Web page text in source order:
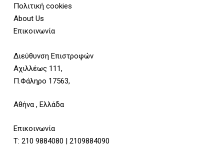
Πολιτική cookies
About Us
Επικοινωνία
Διεύθυνση Επιστροφών
Αχιλλέως 111,
Π.Φάληρο 17563,
Αθήνα , Ελλάδα
Επικοινωνία
Τ: 210 9884080 | 2109884090